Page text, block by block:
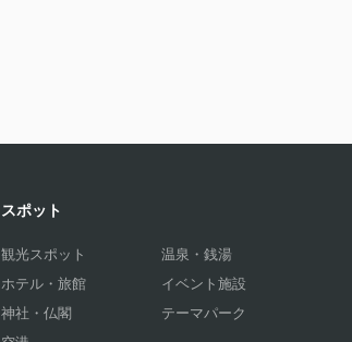
スポット
観光スポット
温泉・銭湯
ホテル・旅館
イベント施設
神社・仏閣
テーマパーク